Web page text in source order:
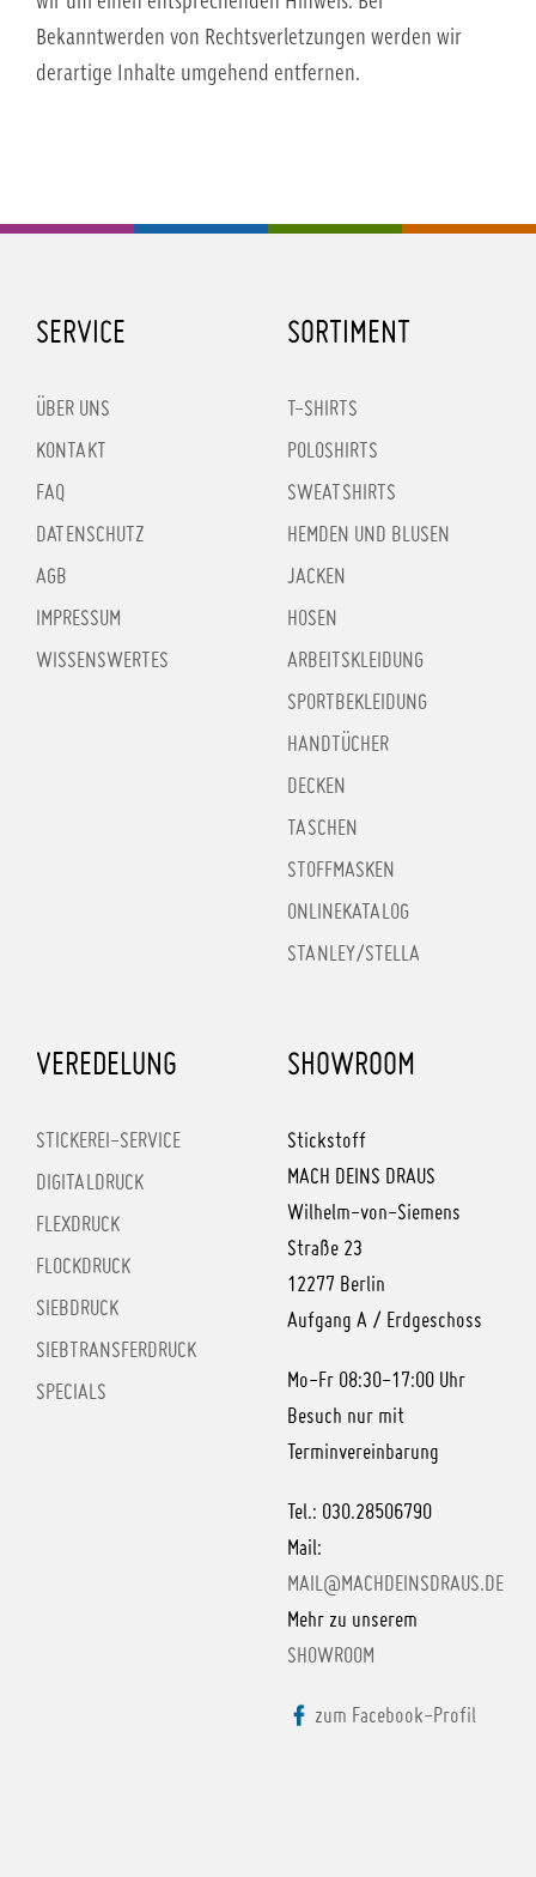
Bekanntwerden von Rechtsverletzungen werden wir
derartige Inhalte umgehend entfernen.
SERVICE
ÜBER UNS
KONTAKT
FAQ
DATENSCHUTZ
AGB
IMPRESSUM
WISSENSWERTES
SORTIMENT
T-SHIRTS
POLOSHIRTS
SWEATSHIRTS
HEMDEN UND BLUSEN
JACKEN
HOSEN
ARBEITSKLEIDUNG
SPORTBEKLEIDUNG
HANDTÜCHER
DECKEN
TASCHEN
STOFFMASKEN
ONLINEKATALOG
STANLEY/STELLA
VEREDELUNG
STICKEREI-SERVICE
DIGITALDRUCK
FLEXDRUCK
FLOCKDRUCK
SIEBDRUCK
SIEBTRANSFERDRUCK
SPECIALS
SHOWROOM
Stickstoff
MACH DEINS DRAUS
Wilhelm-von-Siemens
Straße 23
12277 Berlin
Aufgang A / Erdgeschoss
Mo-Fr 08:30-17:00 Uhr
Besuch nur mit
Terminvereinbarung
Tel.: 030.28506790
Mail:
MAIL@MACHDEINSDRAUS.DE
Mehr zu unserem
SHOWROOM
zum Facebook-Profil